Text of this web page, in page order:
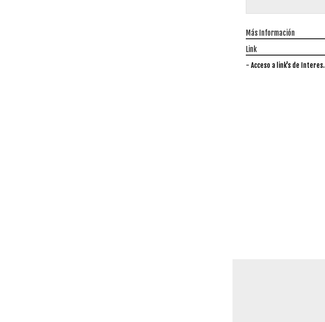
Más Información
Link
- Acceso a link's de Interes.